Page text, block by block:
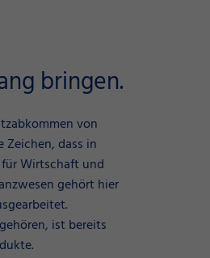
bringen.
von
Zeichen, dass in
Wirtschaft und
gehört hier
ist bereits